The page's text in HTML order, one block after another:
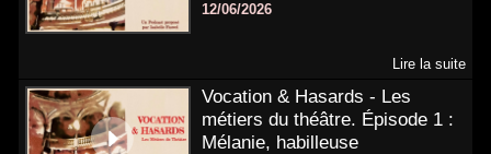
12/06/2026
Lire la suite
Vocation & Hasards - Les
métiers du théâtre. Épisode 1 :
Mélanie, habilleuse